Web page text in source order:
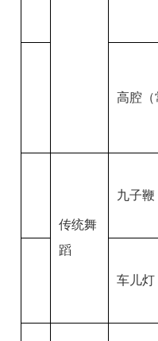
高腔（
传统舞
蹈
九子鞭
车儿灯